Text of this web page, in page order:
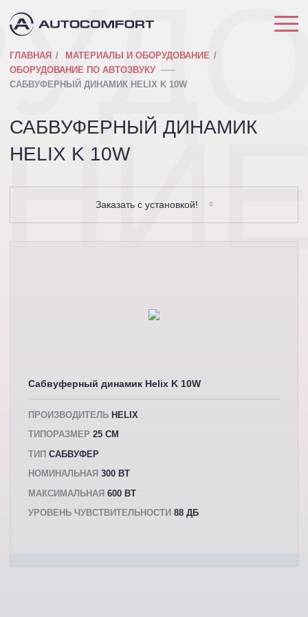
ГЛАВНАЯ
МАТЕРИАЛЫ И ОБОРУДОВАНИЕ
ОБОРУДОВАНИЕ ПО АВТОЗВУКУ
САБВУФЕРНЫЙ ДИНАМИК HELIX K 10W
САБВУФЕРНЫЙ ДИНАМИК
HELIX K 10W
Сабвуферный динамик Helix K 10W
ПРОИЗВОДИТЕЛЬ HELIX
ТИПОРАЗМЕР 25 СМ
ТИП САБВУФЕР
НОМИНАЛЬНАЯ 300 ВТ
МАКСИМАЛЬНАЯ 600 ВТ
УРОВЕНЬ ЧУВСТВИТЕЛЬНОСТИ 88 ДБ
Заказать с установкой!